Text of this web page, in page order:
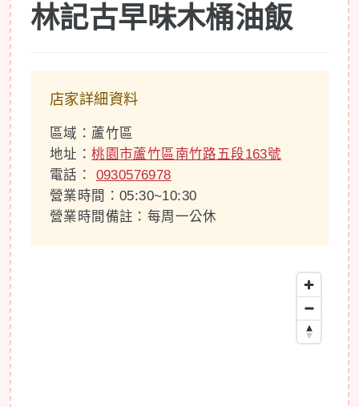
林記古早味木桶油飯
店家詳細資料
區域：蘆竹區
地址：桃園市蘆竹區南竹路五段163號
電話： 0930576978
營業時間：05:30~10:30
營業時間備註：每周一公休